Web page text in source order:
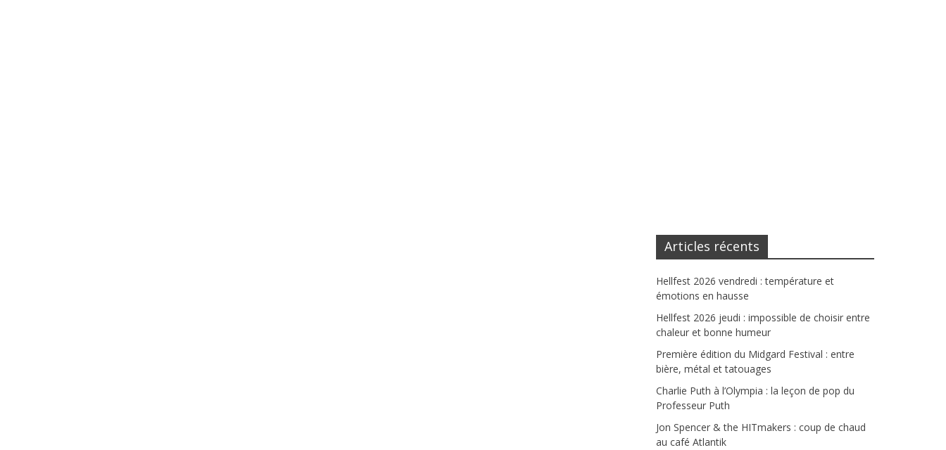
Articles récents
Hellfest 2026 vendredi : température et
émotions en hausse
Hellfest 2026 jeudi : impossible de choisir entre
chaleur et bonne humeur
Première édition du Midgard Festival : entre
bière, métal et tatouages
Charlie Puth à l’Olympia : la leçon de pop du
Professeur Puth
Jon Spencer & the HITmakers : coup de chaud
au café Atlantik